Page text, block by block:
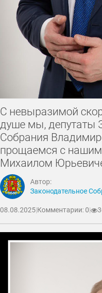
С невыразимой
душе мы, депутаты
Собрания
прощаемся с нашим
Михаилом
Автор:
Законодательное
08.08.2025|Комментарии: 0|